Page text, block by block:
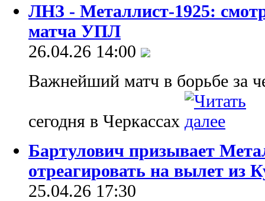
ЛНЗ - Металлист-1925:
матча УПЛ
26.04.26 14:00
Важнейший матч в борьбе за
сегодня в Черкассах
Бартулович призывает
отреагировать на вылет из
25.04.26 17:30